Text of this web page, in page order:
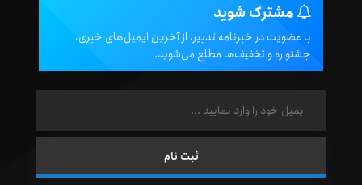
مشترک شوید
با عضویت در خبرنامه تدبیر، از آخرین ایمیل‌های خبری،
جشنواره و تخفیف‌ها مطلع می‌شوید.